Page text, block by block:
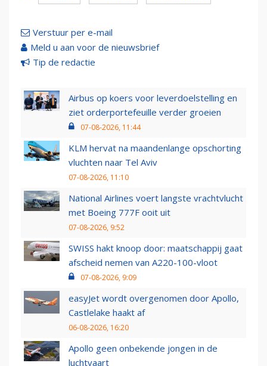
Verstuur per e-mail
Meld u aan voor de nieuwsbrief
Tip de redactie
Airbus op koers voor leverdoelstelling en
ziet orderportefeuille verder groeien
07-08-2026, 11:44
KLM hervat na maandenlange opschorting
vluchten naar Tel Aviv
07-08-2026, 11:10
National Airlines voert langste vrachtvlucht
met Boeing 777F ooit uit
07-08-2026, 9:52
SWISS hakt knoop door: maatschappij gaat
afscheid nemen van A220-100-vloot
07-08-2026, 9:09
easyJet wordt overgenomen door Apollo,
Castlelake haakt af
06-08-2026, 16:20
Apollo geen onbekende jongen in de
luchtvaart